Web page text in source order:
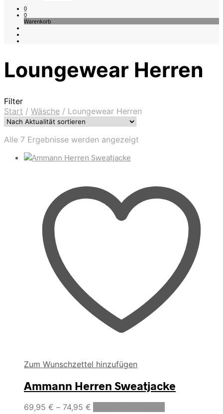
0
0
Warenkorb
Loungewear Herren
Filter
Start / Wäsche / Loungewear Herren
Alle 7 Ergebnisse werden angezeigt
Zum Wunschzettel hinzufügen
Ammann Herren Sweatjacke
69,95 € – 74,95 €